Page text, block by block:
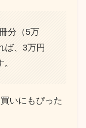
分（5万
ば、3万円
いにもぴった